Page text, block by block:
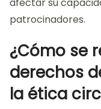
patrocinadores.
¿Cómo se
derechos
la ética